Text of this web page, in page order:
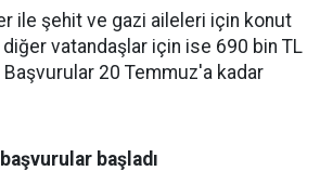
ile şehit ve gazi aileleri için konut
diğer vatandaşlar için ise 690 bin TL
20 Temmuz'a kadar
başladı